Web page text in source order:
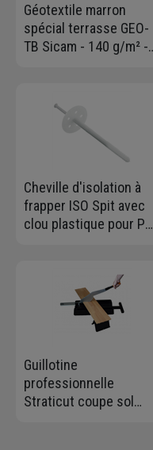
Géotextile marron
spécial terrasse GEO-
TB Sicam - 140 g/m² -
Cheville d'isolation à
frapper ISO Spit avec
clou plastique pour PSE
Guillotine
professionnelle
Straticut coupe sol